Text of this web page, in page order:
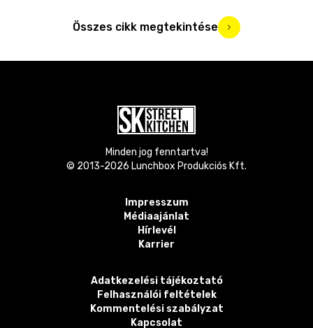
Összes cikk megtekintése
Minden jog fenntartva!
© 2013-2026 Lunchbox Produkciós Kft.
Impresszum
Médiaajánlat
Hírlevél
Karrier
Adatkezelési tájékoztató
Felhasználói feltételek
Kommentelési szabályzat
Kapcsolat